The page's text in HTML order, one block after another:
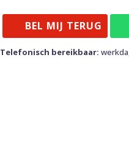
BEL MIJ TERUG
Telefonisch bereikbaar: